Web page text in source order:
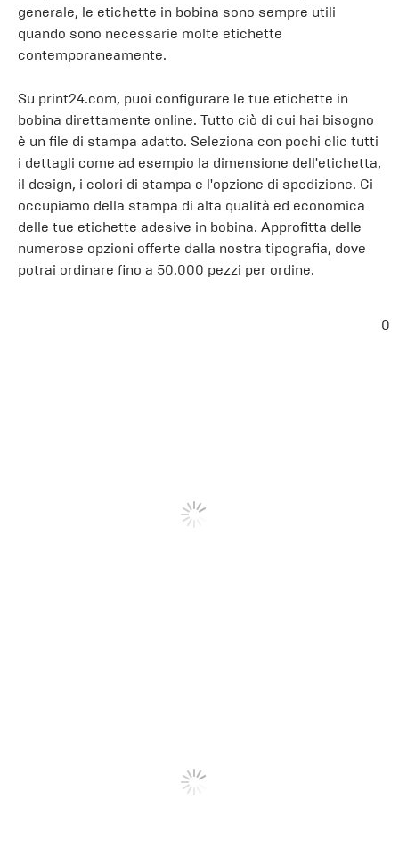
generale, le etichette in bobina sono sempre utili
quando sono necessarie molte etichette
contemporaneamente.
Su print24.com, puoi configurare le tue etichette in
bobina direttamente online. Tutto ciò di cui hai bisogno
è un file di stampa adatto. Seleziona con pochi clic tutti
i dettagli come ad esempio la dimensione dell'etichetta,
il design, i colori di stampa e l'opzione di spedizione. Ci
occupiamo della stampa di alta qualità ed economica
delle tue etichette adesive in bobina. Approfitta delle
numerose opzioni offerte dalla nostra tipografia, dove
potrai ordinare fino a 50.000 pezzi per ordine.
0